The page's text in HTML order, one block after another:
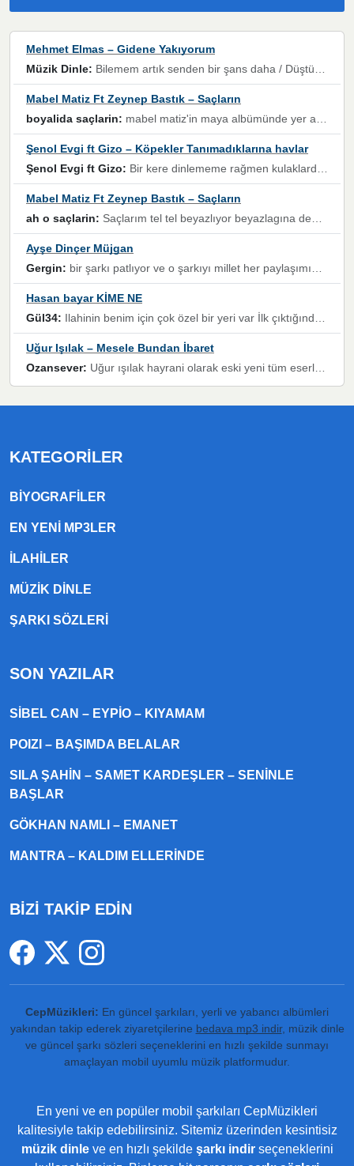
Mehmet Elmas – Gidene Yakıyorum
Müzik Dinle: Bilemem artık senden bir şans daha / Düştüğün zaman ben olmayacağım yanında” dizeleri, artık geçmişin tekrarına izin verilmeyeceğini, kişisel sınırların çizildiğini gösteriyor.
Mabel Matiz Ft Zeynep Bastık – Saçların
boyalida saçlarin: mabel matiz'in maya albümünde yer alan güzellerden. parça da şarkı hani! müzikal altyapısına vurulduğum, sözlerinde kaybolduğum bir parça olmuş.
Şenol Evgi ft Gizo – Köpekler Tanımadıklarına havlar
Şenol Evgi ft Gizo: Bir kere dinlememe rağmen kulaklardan gitmiyor sen sen sen sen kurban ol sen sen sen sen hayran ol yükses ses müzik dinleme sebebisiniz canlar bomba gibi patladınız maşallah
Mabel Matiz Ft Zeynep Bastık – Saçların
ah o saçlarin: Saçlarım tel tel beyazlıyor beyazlagına degil yanımda sen yoksun ona üzülüyorum günler bir bir geçiyor geçen günlere değil sensiz geçen günlere darılıyorum,Dinledikce asla kavusamayacagim ama asla unutamicagim sevdiğim adam için yanar içim
Ayşe Dinçer Müjgan
Gergin: bir şarkı patlıyor ve o şarkıyı millet her paylaşımın altına koyuyor ve öyle bir durum hal alıyor ki şarkıyı dinlemeden şarkıdan bikıyorsun Ama bu enteresan bir şekilde dillere dolanıyor millet olarak seviyoruz dertlerle boğuşurken bir yandan da göbek atmayi))) diyeceklerim bu kadar güzel hoş bir sayfa emeğinize sağlık arkadaşlar kolay gelsin
Hasan bayar KİME NE
Gül34: Ilahinin benim için çok özel bir yeri var İlk çıktığında komşum ne kadar yüksek sesle dinliyorsa orada duymuştum ve YouTube'dan aratıp Bu ilahiyi bulmuştum ve sonra müdavimi oldum günlük Ben de 3-5 kere dinleyip ezberleyip artık ilahiye bende eşlik ediyorum yüksek sesle Allah razı olsun hizmet nimettir Rabbim sizin zahmetlerinize de hayırlı nimetler versin Selam ve dua ile Allah'a emanet olun
Uğur Işılak – Mesele Bundan İbaret
Ozansever: Uğur ışılak hayrani olarak eski yeni tüm eserlerini keyifle huzurla dinleyenlerden birisiyim, emeğine saygı duyan gönül veren bunu en güzel şekilde sevenlerine ulaştıran siz değerli sayfa yöneticilerine de teşekkür ederim
KATEGORILER
BIYOGRAFILER
EN YENI MP3LER
ILAHILER
MÜZIK DINLE
ŞARKI SÖZLERI
SON YAZILAR
SIBEL CAN – EYPIO – KIYAMAM
POIZI – BAŞIMDA BELALAR
SILA ŞAHIN – SAMET KARDEŞLER – SENINLE
BAŞLAR
GÖKHAN NAMLI – EMANET
MANTRA – KALDIM ELLERINDE
BİZİ TAKİP EDİN
CepMüzikleri: En güncel şarkıları, yerli ve yabancı albümleri
yakından takip ederek ziyaretçilerine bedava mp3 indir, müzik dinle
ve güncel şarkı sözleri seçeneklerini en hızlı şekilde sunmayı
amaçlayan mobil uyumlu müzik platformudur.
En yeni ve en popüler mobil şarkıları CepMüzikleri
kalitesiyle takip edebilirsiniz. Sitemiz üzerinden kesintisiz
müzik dinleve en hızlı şekilde şarkı indirseçeneklerini